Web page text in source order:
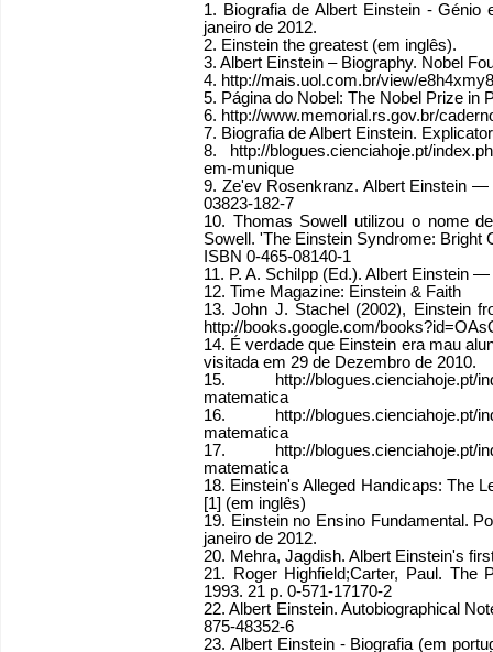
1. Biografia de Albert Einstein -
janeiro de 2012.
2. Einstein the greatest (em inglês).
3. Albert Einstein – Biography. Nobel
4. http://mais.uol.com.br/view/
5. Página do Nobel: The Nobel Prize in
6. http://www.memorial.rs.gov.br/
7. Biografia de Albert Einstein.
8. http://blogues.cienciahoje.pt/
em-munique
9. Ze'ev Rosenkranz. Albert Einstein
03823-182-7
10. Thomas Sowell utilizou o nome
Sowell. 'The Einstein Syndrome: Bright
ISBN 0-465-08140-1
11. P. A. Schilpp (Ed.). Albert Einstein
12. Time Magazine: Einstein & Faith
13. John J. Stachel (2002), Einstein
http://books.google.com/
14. É verdade que Einstein era mau
visitada em 29 de Dezembro de 2010.
15. http://blogues.cienciahoje.pt/
matematica
16. http://blogues.cienciahoje.pt/
matematica
17. http://blogues.cienciahoje.pt/
matematica
18. Einstein's Alleged Handicaps: The
[1] (em inglês)
19. Einstein no Ensino Fundamental.
janeiro de 2012.
20. Mehra, Jagdish. Albert Einstein's
21. Roger Highfield;Carter, Paul. The
1993. 21 p. 0-571-17170-2
22. Albert Einstein. Autobiographical
875-48352-6
23. Albert Einstein - Biografia (em